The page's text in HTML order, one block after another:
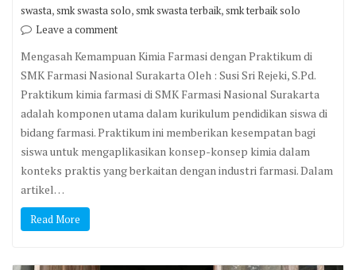
swasta,smk swasta solo,smk swasta terbaik,smk terbaik solo
Leave a comment
Mengasah Kemampuan Kimia Farmasi dengan Praktikum di
SMK Farmasi Nasional Surakarta Oleh : Susi Sri Rejeki, S.Pd.
Praktikum kimia farmasi di SMK Farmasi Nasional Surakarta
adalah komponen utama dalam kurikulum pendidikan siswa di
bidang farmasi. Praktikum ini memberikan kesempatan bagi
siswa untuk mengaplikasikan konsep-konsep kimia dalam
konteks praktis yang berkaitan dengan industri farmasi. Dalam
artikel…
Read More